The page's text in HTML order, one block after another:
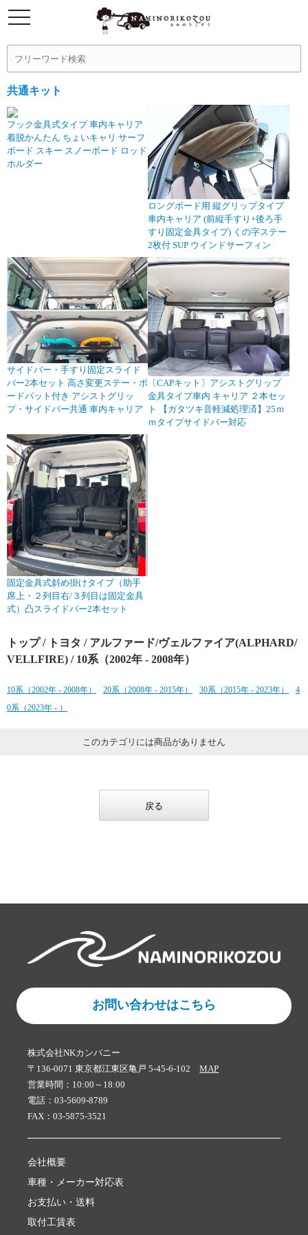
共通キット
フック金具式タイプ 車内キャリア
着脱かんたん ちょいキャリ サーフ
ボード スキー スノーボード ロッド
ホルダー
ロングボード用 縦グリップタイプ
車内キャリア (前縦手すり+後ろ手
すり固定金具タイプ) くの字ステー
2枚付 SUP ウインドサーフィン
サイドバー・手すり固定スライド
バー2本セット 高さ変更ステー・ボ
ードパット付き アシストグリッ
プ・サイドバー共通 車内キャリア
〔CAPキット〕アシストグリップ
金具タイプ車内 キャリア ２本セッ
ト 【ガタツキ音軽減処理済】25ｍ
ｍタイプサイドバー対応
固定金具式斜め掛けタイプ（助手
席上・２列目右/３列目は固定金具
式）凸スライドバー2本セット
トップ/ トヨタ / アルファード/ヴェルファイア(ALPHARD/
VELLFIRE) / 10系（2002年 - 2008年）
10系（2002年 - 2008年） 20系（2008年 - 2015年） 30系（2015年 - 2023年）
4
0系（2023年 - ）
このカテゴリには商品がありません
戻る
お問い合わせはこちら
株式会社NKカンパニー
〒136-0071 東京都江東区亀戸 5-45-6-102MAP
営業時間：10:00～18:00
電話：03-5609-8789
FAX：03-5875-3521
会社概要
車種・メーカー対応表
お支払い・送料
取付工賃表